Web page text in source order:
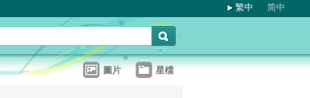
繁中 简中
圖片 星檔